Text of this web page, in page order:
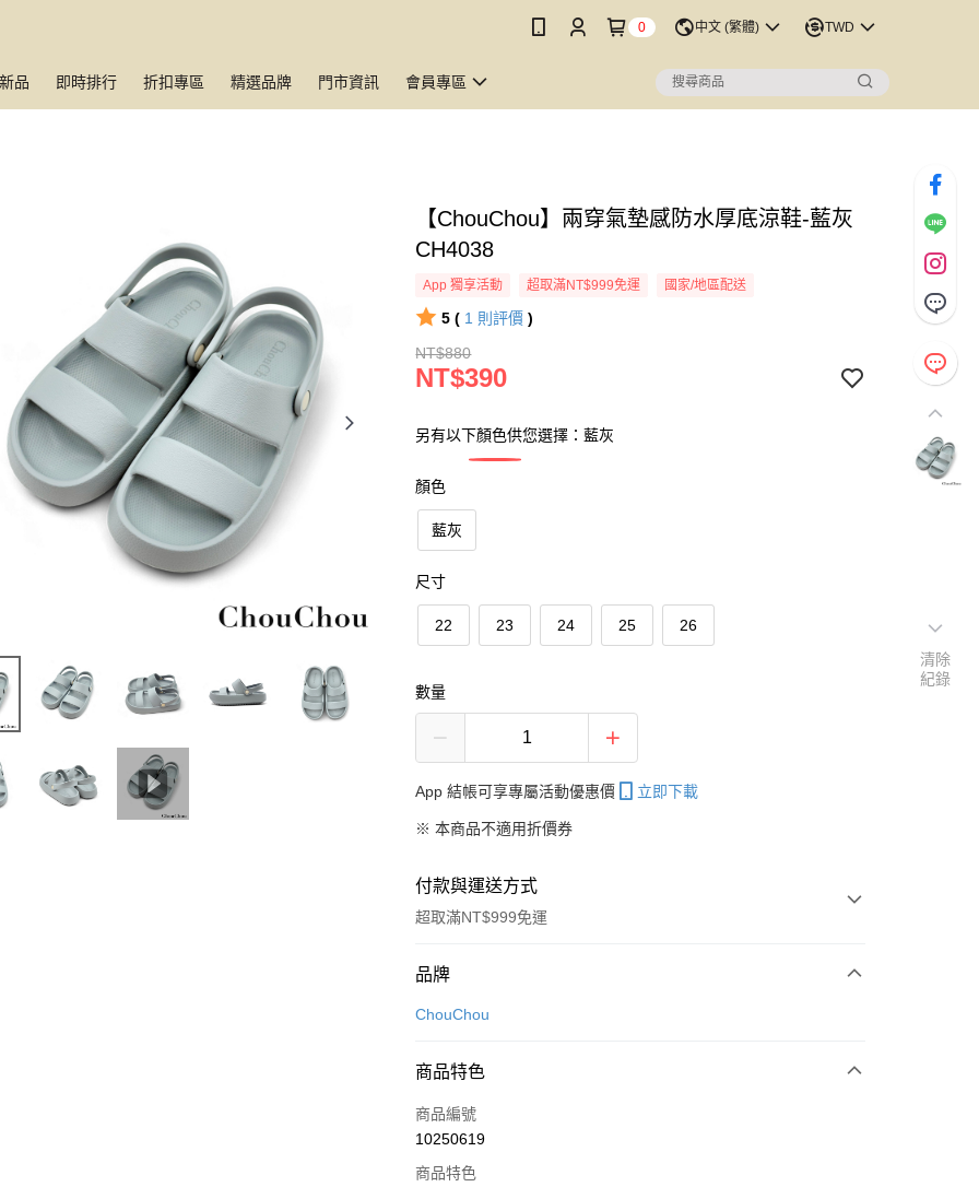
0 中文 (繁體) TWD
品 即時排行 折扣專區 精選品牌 門市資訊 會員專區
【ChouChou】兩穿氣墊感防水厚底涼鞋-藍灰
CH4038
App 獨享活動 超取滿NT$999免運 國家/地區配送
5 ( 1 則評價 )
NT$880
NT$390
另有以下顏色供您選擇：藍灰
顏色
藍灰
尺寸
22 23 24 25 26
數量
App 結帳可享專屬活動優惠價 立即下載
※ 本商品不適用折價券
付款與運送方式
超取滿NT$999免運
付款方式
信用卡一次付款
Apple Pay
街口支付
品牌
ChouChou
商品特色
商品編號
10250619
商品特色
清除
紀錄